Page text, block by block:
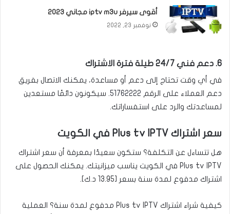
أقوى سيرفر iptv m3u مجاني 2023
نوفمبر 23, 2022
6. دعم فني 24/7 طيلة فترة الاشتراك
في أي وقت تحتاج إلى دعم أو مساعدة، يمكنك الاتصال بفريق
دعم العملاء على الرقم 51762222. سيكونون دائمًا مستعدين
لمساعدتك والرد على استفساراتك.
سعر اشتراك Plus tv IPTV في الكويت
هل تتساءل عن التكلفة؟ ستكون سعيدًا بمعرفة أن سعر اشتراك
Plus tv IPTV في الكويت يناسب ميزانيتك. يمكنك الحصول على
اشتراك مدفوع لمدة سنة بسعر [13.95 د.ك].
كيفية شراء اشتراك Plus tv IPTV مدفوع لمدة سنة؟ العملية